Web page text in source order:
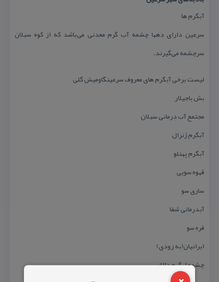
آبگرم ها
سرعین دارای دهها چشمه آب گرم معدنی می‌باشد كه از كوه سبلان
سرچشمه می‌گیرند.
لیست برخی آبگرم های معروف سرعینگاومیش گلی
بش باجیلار
مجتمع آب درمانی سبلان
آبگرم ژنرال
آبگرم پهنلو
قهوه سویی
ساری سو
آبدرمانی شفا
قره سو
ایرانیان(به زودی)
چشمه ابگرم دالار